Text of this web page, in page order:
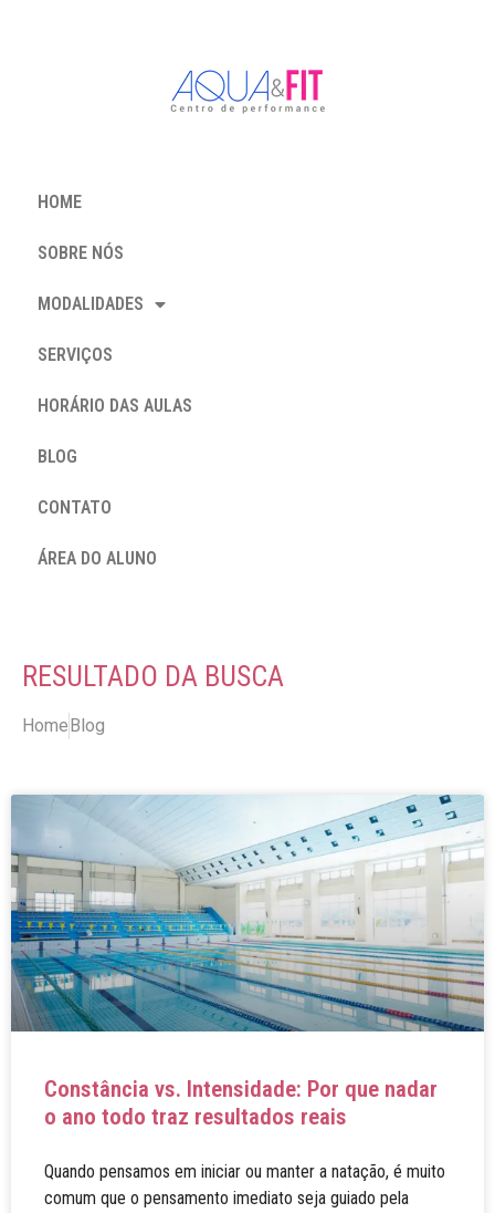
HOME
SOBRE NÓS
MODALIDADES
SERVIÇOS
HORÁRIO DAS AULAS
BLOG
CONTATO
ÁREA DO ALUNO
RESULTADO DA BUSCA
HomeBlog
Constância vs. Intensidade: Por que nadar
o ano todo traz resultados reais
Quando pensamos em iniciar ou manter a natação, é muito
comum que o pensamento imediato seja guiado pela